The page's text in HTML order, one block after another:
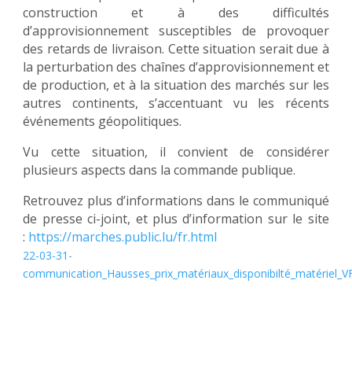
construction et à des difficultés
d’approvisionnement susceptibles de provoquer
des retards de livraison. Cette situation serait due à
la perturbation des chaînes d’approvisionnement et
de production, et à la situation des marchés sur les
autres continents, s’accentuant vu les récents
événements géopolitiques.
Vu cette situation, il convient de considérer
plusieurs aspects dans la commande publique.
Retrouvez plus d’informations dans le communiqué
de presse ci-joint, et plus d’information sur le site
: https://marches.public.lu/fr.html
22-03-31-